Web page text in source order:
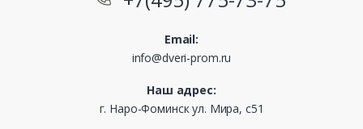
Email:
info@dveri-prom.ru
Наш адрес:
г. Наро-Фоминск ул. Мира, с51